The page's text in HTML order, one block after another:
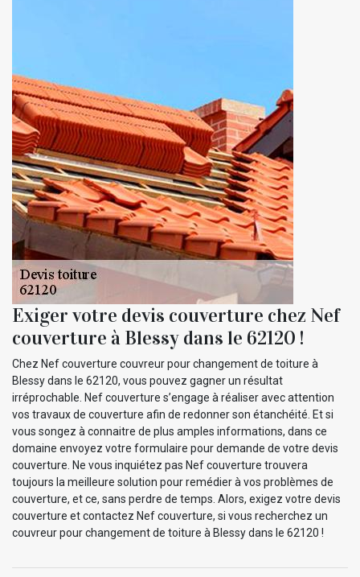
Exiger votre devis couverture chez Nef
couverture à Blessy dans le 62120 !
Chez Nef couverture couvreur pour changement de toiture à
Blessy dans le 62120, vous pouvez gagner un résultat
irréprochable. Nef couverture s’engage à réaliser avec attention
vos travaux de couverture afin de redonner son étanchéité. Et si
vous songez à connaitre de plus amples informations, dans ce
domaine envoyez votre formulaire pour demande de votre devis
couverture. Ne vous inquiétez pas Nef couverture trouvera
toujours la meilleure solution pour remédier à vos problèmes de
couverture, et ce, sans perdre de temps. Alors, exigez votre devis
couverture et contactez Nef couverture, si vous recherchez un
couvreur pour changement de toiture à Blessy dans le 62120 !